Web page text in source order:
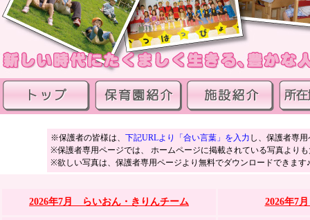
※保護者の皆様は、 下記URLより「合い言葉」を入力 し、保護者専
※保護者専用ページでは、 ホームページに掲載されている写真より
※欲しい写真は、保護者専用ページより無料でダウンロードできます♪
2026年7月 らいおん・きりんチーム 2026年7